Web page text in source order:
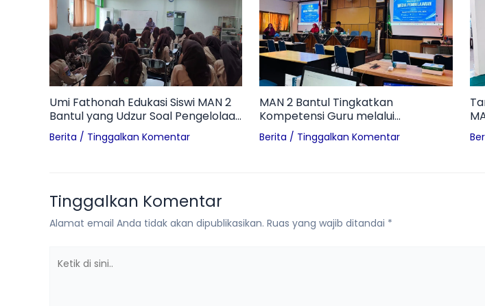
Umi Fathonah Edukasi Siswi MAN 2
Bantul yang Udzur Soal Pengelolaan
Sampah Pembalut di Ruang
Otomotif
Berita / Tinggalkan Komentar
MAN 2 Bantul Tingkatkan
Kompetensi Guru melalui
Workshop Media Pembelajaran
Inovatif di Era Digital
Berita / Tinggalkan Komentar
Tinggalkan Komentar
Alamat email Anda tidak akan dipublikasikan. Ruas yang wajib ditandai *